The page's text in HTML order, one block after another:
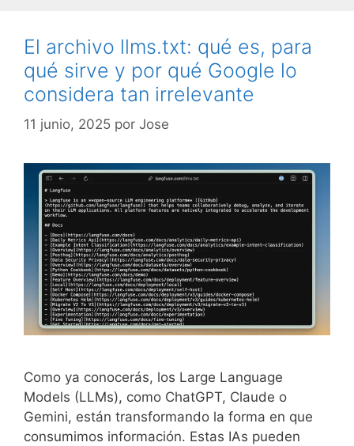
supone
para
el
SEO
y
marketing
general?
El archivo llms.txt: qué es, para
qué sirve y por qué Google lo
considera tan irrelevante
11 junio, 2025 por Jose
Como ya conocerás, los Large Language
Models (LLMs), como ChatGPT, Claude o
Gemini, están transformando la forma en que
consumimos información. Estas IAs pueden